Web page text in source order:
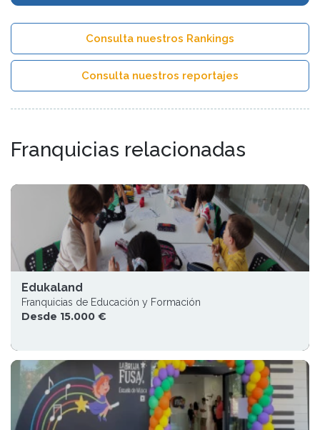
Consulta nuestros Rankings
Consulta nuestros reportajes
Franquicias relacionadas
Edukaland
Franquicias de Educación y Formación
Desde 15.000 €